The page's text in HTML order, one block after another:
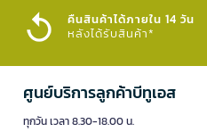
คืนสินค้าได้ภายใน 14 วัน
หลังได้รับสินค้า*
ศูนย์บริการลูกค้าบีทูเอส
ทุกวัน เวลา 8.30-18.00 น.